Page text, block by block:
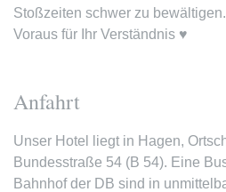
Stoßzeiten schwer zu
Voraus für Ihr Verständnis ♥
Anfahrt
Unser Hotel liegt in Hagen,
Bundesstraße 54 (B 54). Eine
Bahnhof der DB sind in